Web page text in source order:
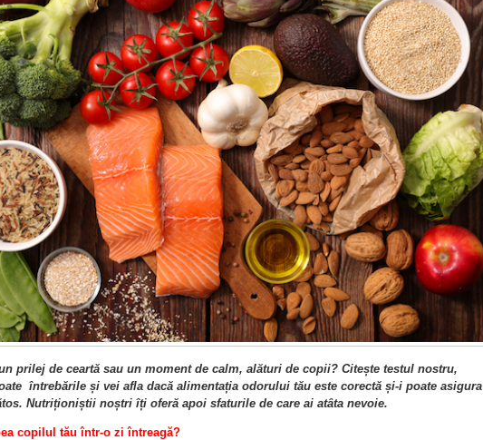
prilej de ceartă sau un moment de calm, alături de copii? Citește testul nostru,
întrebările și vei afla dacă alimentația odorului tău este corectă și-i poate asigura
Nutriționiștii noștri îți oferă apoi sfaturile de care ai atâta nevoie.
copilul tău într-o zi întreagă?